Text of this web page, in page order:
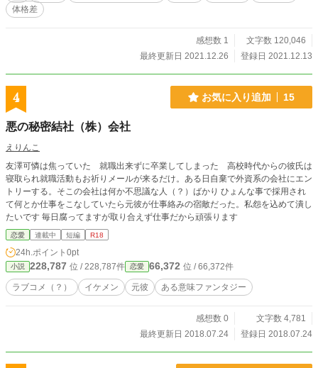
体格差
感想数 1
文字数 120,046
最終更新日 2021.12.26
登録日 2021.12.13
4 お気に入り追加 15
悪の秘密結社（株）会社
えりんこ
友澤可憐は焦っていた 就職出来ずに卒業してしまった 高校時代からの彼氏は
寝取られ就職活動もお祈りメールが来るだけ。ある日自棄で外資系の会社にエン
トリーする。そこの会社は何か不思議な人（？）ばかり ひょんな事で採用され
て何とか仕事をこなしていたら元彼が仕事絡みの宿敵だった。私怨を込めて潰し
たいです 毎日腐ってますが取り合えず仕事だから頑張ります
恋愛 連載中 短編 R18
24h.ポイント 0pt
小説 228,787 位 / 228,787件 恋愛 66,372 位 / 66,372件
ラブコメ（？） イケメン 元彼 ある意味ファンタジー
感想数 0
文字数 4,781
最終更新日 2018.07.24
登録日 2018.07.24